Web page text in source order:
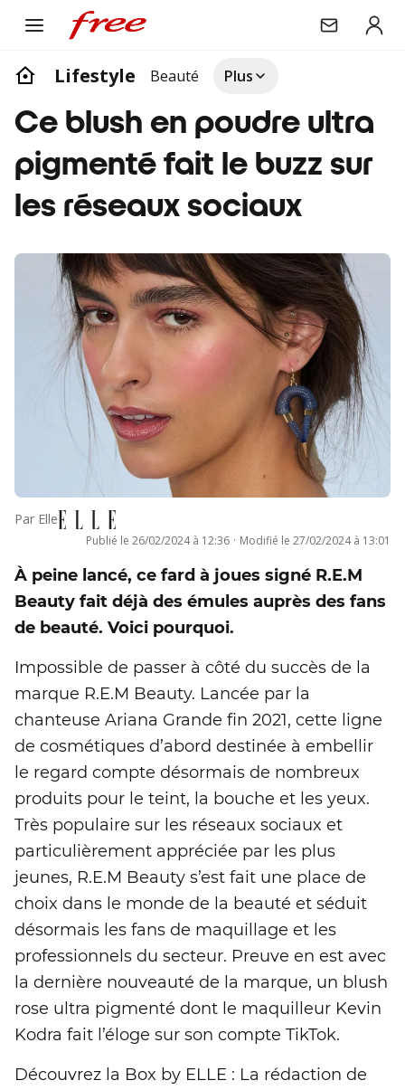
Lifestyle Beauté Plus
Ce blush en poudre ultra
pigmenté fait le buzz sur
les réseaux sociaux
Par Elle
Publié le 26/02/2024 à 12:36 · Modifié le 27/02/2024 à 13:01
À peine lancé, ce fard à joues signé R.E.M
Beauty fait déjà des émules auprès des fans
de beauté. Voici pourquoi.
Impossible de passer à côté du succès de la
marque R.E.M Beauty. Lancée par la
chanteuse Ariana Grande fin 2021, cette ligne
de cosmétiques d’abord destinée à embellir
le regard compte désormais de nombreux
produits pour le teint, la bouche et les yeux.
Très populaire sur les réseaux sociaux et
particulièrement appréciée par les plus
jeunes, R.E.M Beauty s’est fait une place de
choix dans le monde de la beauté et séduit
désormais les fans de maquillage et les
professionnels du secteur. Preuve en est avec
la dernière nouveauté de la marque, un blush
rose ultra pigmenté dont le maquilleur Kevin
Kodra fait l’éloge sur son compte TikTok.
Découvrez la Box by ELLE : La rédaction de